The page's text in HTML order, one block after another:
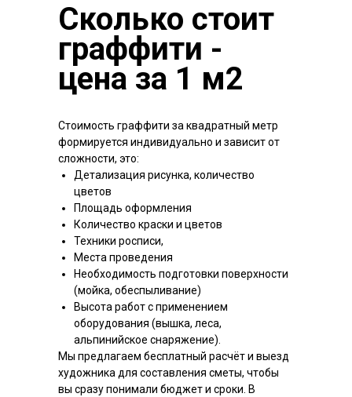
Сколько стоит
граффити -
цена за 1 м2
Стоимость граффити за квадратный метр
формируется индивидуально и зависит от
сложности, это:
Детализация рисунка, количество
цветов
Площадь оформления
Количество краски и цветов
Техники росписи,
Места проведения
Необходимость подготовки поверхности
(мойка, обеспыливание)
Высота работ с применением
оборудования (вышка, леса,
альпинийское снаряжение).
Мы предлагаем бесплатный расчёт и выезд
художника для составления сметы, чтобы
вы сразу понимали бюджет и сроки. В